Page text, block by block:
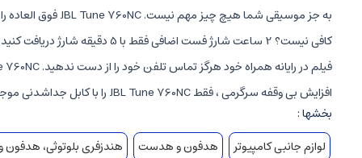
افزایش بی وقفه سرگرمی ، فقط JBL Tune 760NC را با کابل جداشدنی موجود وصل کنید. رنگی را انتخاب کنید که با روحیه شما مطابقت داشته باشد و از آن لذت ببرید.
بخشها :
لوازم جانبی کامپیوتر
هدفون و هدست هندزفری بلوتوثی،